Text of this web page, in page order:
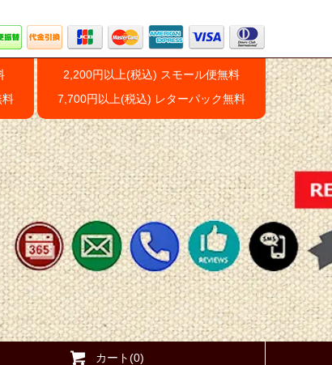
料
2,200円以上(税込) スモール便無料
7,700円以上(税込) レターパック無料
カート(0)